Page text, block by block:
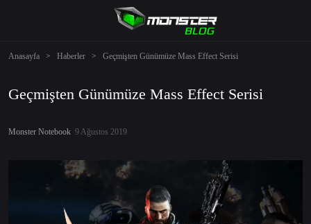
Anasayfa > Haberler > Geçmişten Günümüze Mass Effect Serisi
Geçmişten Günümüze Mass Effect Serisi
Monster Notebook 9 Ağustos 2019